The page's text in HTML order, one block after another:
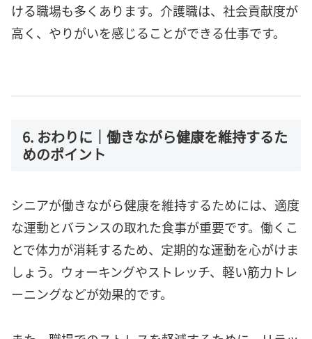
ける職場も多くあります。介護職は、社会貢献度が
高く、やりがいを感じることができる仕事です。
6. おわりに｜働きながら健康を維持するた
めのポイント
シニアが働きながら健康を維持するためには、適度
な運動とバランスの取れた食事が重要です。働くこ
とで体力が消耗するため、定期的な運動を心がけま
しょう。ウォーキングやストレッチ、軽い筋力トレ
ーニングなどが効果的です。